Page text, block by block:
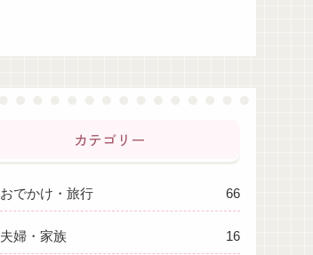
カテゴリー
おでかけ・旅行 66
夫婦・家族 16